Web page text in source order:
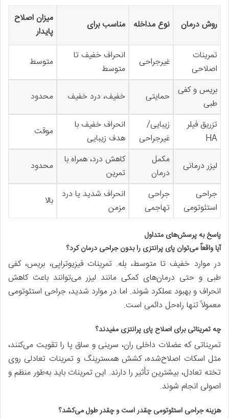
روش درمان نوع مداخله مناسب برای
میزان اصلاح
پایدار
تمرینات
اصلاحی
غیرجراحی
انحراف خفیف تا
متوسط
متوسط
بریس و کفی
طبی
حمایتی خفیف، درد خفیف محدود
تزریق فیلر
HA
زیبایی/
غیرجراحی
انحراف خفیف با
هدف زیبایی
موقت
لیزر درمانی
مکمل
درمان
کاهش درد، همراه با
تمرین
محدود
جراحی
استئوتومی
جراحی
تهاجمی
انحراف شدید یا درد
مزمن
بالا
پاسخ به پرسش‌های متداول
آیا واقعاً می‌توان پای پرانتزی را بدون جراحی درمان کرد؟
در موارد خفیف تا متوسط، بله. تمرینات فیزیوتراپی، بریس، کفی
طبی و حتی درمان‌های کمکی مانند لیزر می‌توانند باعث کاهش
انحراف و بهبود عملکرد شوند. اما در موارد شدید، جراحی استئوتومی
معمولاً تنها راه‌حل دائمی است.
چه تمریناتی برای اصلاح پای پرانتزی مفیدند؟
تمریناتی که عضلات داخلی ران، سرینی و ساق پا را تقویت می‌کنند،
مثل اسکات اصلاح‌شده، کشش همسترینگ و تمرینات تعادلی روی
تخته تعادل، بیشترین تأثیر را دارند. این تمرینات باید به‌طور منظم و
اصولی انجام شوند.
هزینه جراحی استئوتومی چقدر است و چقدر طول می‌کشد؟